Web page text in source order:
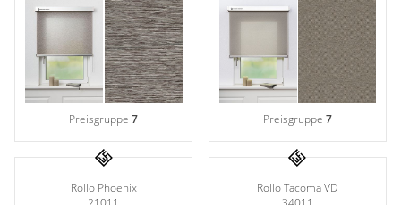
Preisgruppe7 Preisgruppe 7
Rollo Phoenix
Rollo Tacoma VD